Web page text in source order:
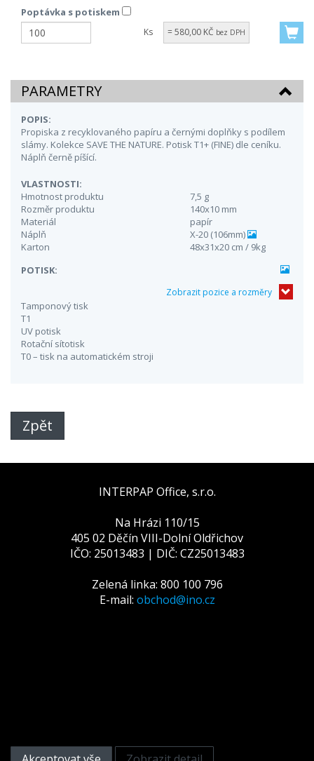
Poptávka s potiskem
Ks = 580,00 KČ bez DPH
PARAMETRY
POPIS:
Propiska z recyklovaného papíru a černými doplňky s podílem
slámy. Kolekce SAVE THE NATURE. Potisk T1+ (FINE) dle ceníku.
Náplň černě píšící.
VLASTNOSTI:
Hmotnost produktu
7,5 g
Rozměr produktu
140x10 mm
Materiál
papír
Náplň
X-20 (106mm)
Karton
48x31x20 cm / 9kg
POTISK:
Zobrazit pozice a rozměry
Tamponový tisk
T1
UV potisk
Rotační sítotisk
T0 – tisk na automatickém stroji
Zpět
INTERPAP Office, s.r.o.
Na Hrázi 110/15
405 02 Děčín VIII-Dolní Oldřichov
IČO: 25013483 | DIČ: CZ25013483
Zelená linka: 800 100 796
E-mail: obchod@ino.cz